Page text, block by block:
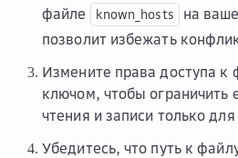
файле
known_hosts
на
позволит избежать
Измените права доступа к
ключом, чтобы ограничить
чтения и записи только
Убедитесь, что путь к